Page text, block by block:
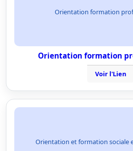
Orientation formation
Orientation formation
Voir l'Lien
Orientation et formation sociale